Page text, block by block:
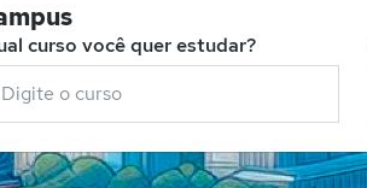
curso você quer estudar?